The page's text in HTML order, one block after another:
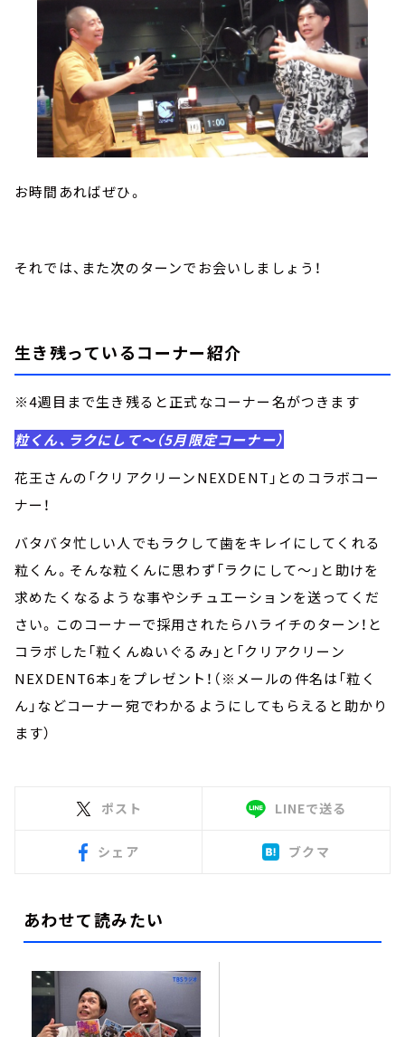
お時間あればぜひ。
それでは、また次のターンでお会いしましょう！
生き残っているコーナー紹介
※4週目まで生き残ると正式なコーナー名がつきます
粒くん、ラクにして～（5月限定コーナー）
花王さんの「クリアクリーンNEXDENT」とのコラボコー
ナー！
バタバタ忙しい人でもラクして歯をキレイにしてくれる
粒くん。そんな粒くんに思わず「ラクにして～」と助けを
求めたくなるような事やシチュエーションを送ってくだ
さい。このコーナーで採用されたらハライチのターン！と
コラボした「粒くんぬいぐるみ」と「クリアクリーン
NEXDENT6本」をプレゼント！（※メールの件名は「粒く
ん」などコーナー宛でわかるようにしてもらえると助かり
ます）
ポスト LINEで送る
シェア ブクマ
あわせて読みたい